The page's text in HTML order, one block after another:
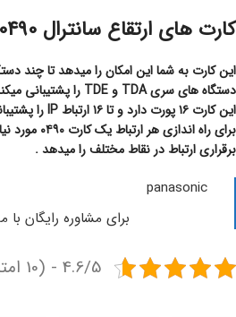
کارت های ارتقاع سانترال KX-TDA0490
این کارت به شما این امکان را میدهد تا چند
دستگاه های سری TDA و TDE را پشتیبانی میکند .
این کارت ۱۶ پورت دارد و تا ۱۶ ارتباط IP را پشتیبانی میکند .
برای راه
برقراری ارتباط در نقاط مختلف را میدهد .
panasonic
برای مشاوره رایگان
4.6/5 - (10 امتیاز)